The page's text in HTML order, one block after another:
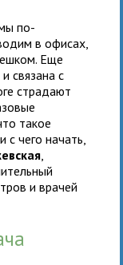
по-
в офисах,
Еще
связана с
страдают
такое
чего начать,
и врачей